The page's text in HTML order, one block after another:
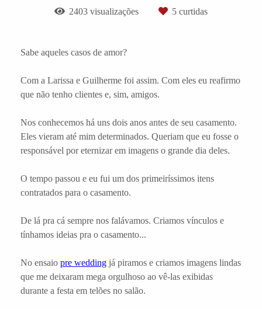
2403 visualizações 5 curtidas
Sabe aqueles casos de amor?
Com a Larissa e Guilherme foi assim. Com eles eu reafirmo
que não tenho clientes e, sim, amigos.
Nos conhecemos há uns dois anos antes de seu casamento.
Eles vieram até mim determinados. Queriam que eu fosse o
responsável por eternizar em imagens o grande dia deles.
O tempo passou e eu fui um dos primeiríssimos itens
contratados para o casamento.
De lá pra cá sempre nos falávamos. Criamos vínculos e
tínhamos ideias pra o casamento...
No ensaio pre wedding já piramos e criamos imagens lindas
que me deixaram mega orgulhoso ao vê-las exibidas
durante a festa em telões no salão.